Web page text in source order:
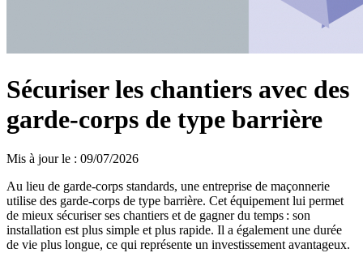
Sécuriser les chantiers avec des
garde-corps de type barrière
Mis à jour le : 09/07/2026
Au lieu de garde-corps standards, une entreprise de maçonnerie
utilise des garde-corps de type barrière. Cet équipement lui permet
de mieux sécuriser ses chantiers et de gagner du temps : son
installation est plus simple et plus rapide. Il a également une durée
de vie plus longue, ce qui représente un investissement avantageux.